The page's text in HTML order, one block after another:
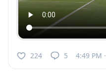
224 5 4:49 PM